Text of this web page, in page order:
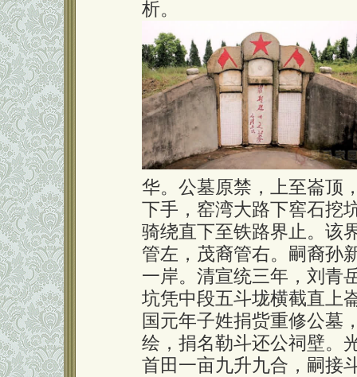
析。
华。公墓原禁，上至崙顶
下手，窑湾大路下窖石挖
骑绕直下至铁路界止。该
管左，茂裔管右。嗣裔孙
一岸。清宣统三年，刘青
坑凭中段五斗垅横截直上
国元年子姓捐赀重修公墓
绘，捐名勒斗还公祠壁。
首田一亩九升九合，嗣接